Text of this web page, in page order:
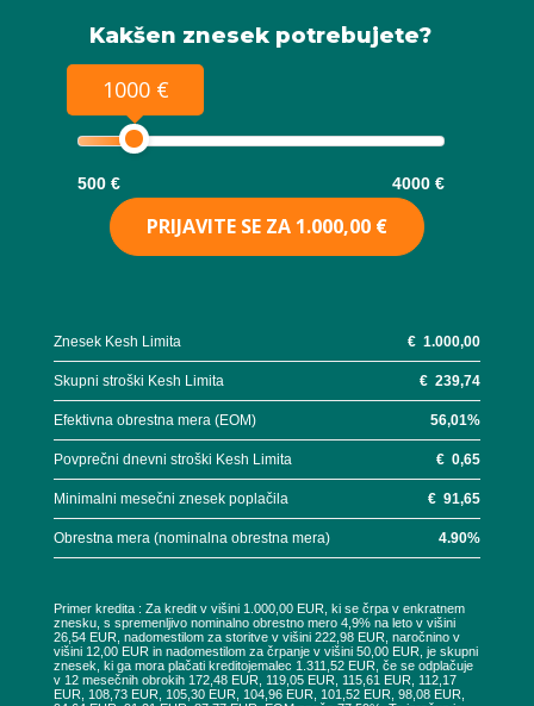
Kakšen znesek potrebujete?
1000 €
500 € 4000 €
PRIJAVITE SE ZA 1.000,00 €
Znesek Kesh Limita €1.000,00
Skupni stroški Kesh Limita €239,74
Efektivna obrestna mera (EOM) 56,01%
Povprečni dnevni stroški Kesh Limita €0,65
Minimalni mesečni znesek poplačila €91,65
Obrestna mera (nominalna obrestna mera) 4.90%
Primer kredita : Za kredit v višini 1.000,00 EUR, ki se črpa v enkratnem
znesku, s spremenljivo nominalno obrestno mero 4,9% na leto v višini
26,54 EUR, nadomestilom za storitve v višini 222,98 EUR, naročnino v
višini 12,00 EUR in nadomestilom za črpanje v višini 50,00 EUR, je skupni
znesek, ki ga mora plačati kreditojemalec 1.311,52 EUR, če se odplačuje
v 12 mesečnih obrokih 172,48 EUR, 119,05 EUR, 115,61 EUR, 112,17
EUR, 108,73 EUR, 105,30 EUR, 104,96 EUR, 101,52 EUR, 98,08 EUR,